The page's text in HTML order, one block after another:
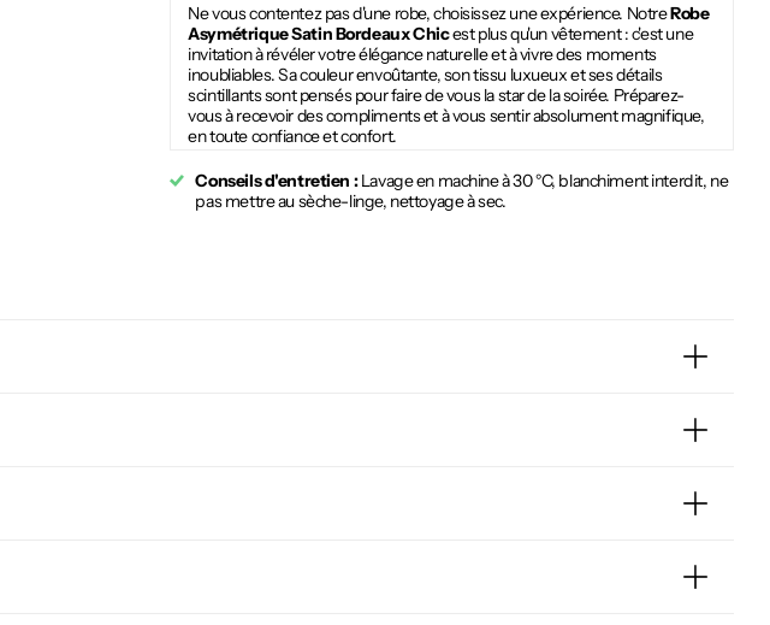
Ne vous contentez pas d'une robe, choisissez une expérience. NotreRobe
Asymétrique Satin Bordeaux Chicest plus qu'un vêtement : c'est une
invitation à révéler votre élégance naturelle et à vivre des moments
inoubliables. Sa couleur envoûtante, son tissu luxueux et ses détails
scintillants sont pensés pour faire de vous la star de la soirée. Préparez-
vous à recevoir des compliments et à vous sentir absolument magnifique,
en toute confiance et confort.
Conseils d'entretien :Lavage en machine à 30 °C, blanchiment interdit, ne
pas mettre au sèche-linge, nettoyage à sec.